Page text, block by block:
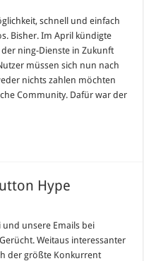
schnell und einfach
Bisher. Im April kündigte
ning-Dienste in Zukunft
müssen sich nun nach
nichts zahlen möchten
Community. Dafür war der
Hype
und unsere Emails bei
Weitaus interessanter
der größte Konkurrent